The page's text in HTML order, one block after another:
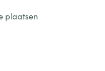
plaatsen